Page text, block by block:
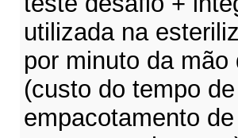
utilizada na
por minuto da
(custo do tempo
empacotamento